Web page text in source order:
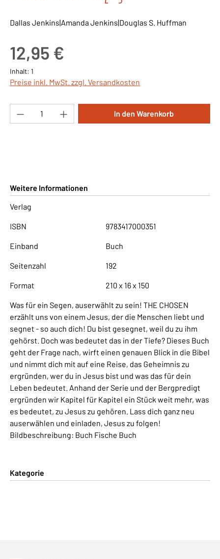
Dallas Jenkins|Amanda Jenkins|Douglas S. Huffman
12,95 €
Inhalt: 1
Preise inkl. MwSt. zzgl. Versandkosten
Produkt Anzahl: Gib den gewünschten
In den Warenkorb
Weitere Informationen
Verlag
ISBN 9783417000351
Einband Buch
Seitenzahl 192
Format 210 x 16 x 150
Was für ein Segen, auserwählt zu sein! THE CHOSEN
erzählt uns von einem Jesus, der die Menschen liebt und
segnet - so auch dich! Du bist gesegnet, weil du zu ihm
gehörst. Doch was bedeutet das in der Tiefe? Dieses Buch
geht der Frage nach, wirft einen genauen Blick in die Bibel
und nimmt dich mit auf eine Reise, das Geheimnis zu
ergründen, wer du in Jesus bist und was das für dein
Leben bedeutet. Anhand der Serie und der Bergpredigt
ergründen wir Kapitel für Kapitel ein Stück weit mehr, was
es bedeutet, zu Jesus zu gehören. Lass dich ganz neu
auserwählen und einladen, Jesus zu folgen!
Bildbeschreibung: Buch Fische Buch
Kategorie